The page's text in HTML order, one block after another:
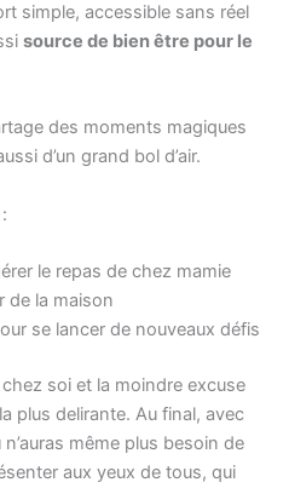
simple, accessible sans réel
source de bien être pour le
des moments magiques
d’un grand bol d’air.
le repas de chez mamie
de la maison
se lancer de nouveaux défis
soi et la moindre excuse
plus delirante. Au final, avec
même plus besoin de
aux yeux de tous, qui